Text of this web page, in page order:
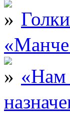
«Нам